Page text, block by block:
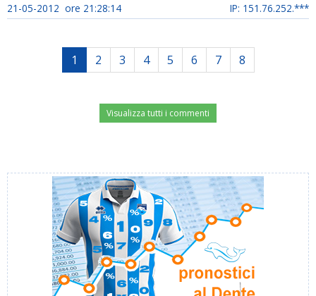
21-05-2012 ore 21:28:14 IP: 151.76.252.***
1 2 3 4 5 6 7 8
Visualizza tutti i commenti